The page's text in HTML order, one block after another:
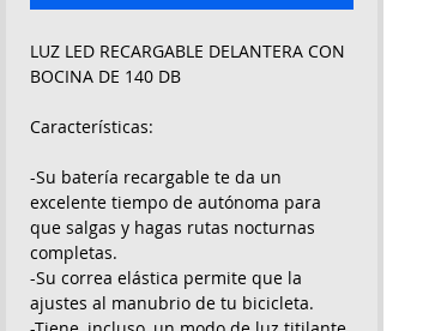
LUZ LED RECARGABLE DELANTERA CON
BOCINA DE 140 DB
Características:
-Su batería recargable te da un
excelente tiempo de autónoma para
que salgas y hagas rutas nocturnas
completas.
-Su correa elástica permite que la
ajustes al manubrio de tu bicicleta.